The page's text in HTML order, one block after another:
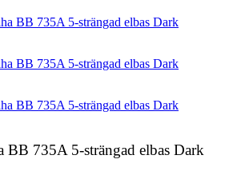
BB 735A 5-strängad elbas Dark